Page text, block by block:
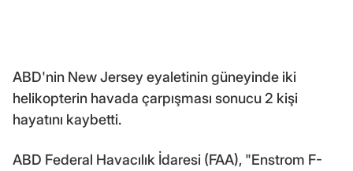
ABD'nin New Jersey eyaletinin güneyinde iki
helikopterin havada çarpışması sonucu 2 kişi
hayatını kaybetti.
ABD Federal Havacılık İdaresi (FAA), "Enstrom F-